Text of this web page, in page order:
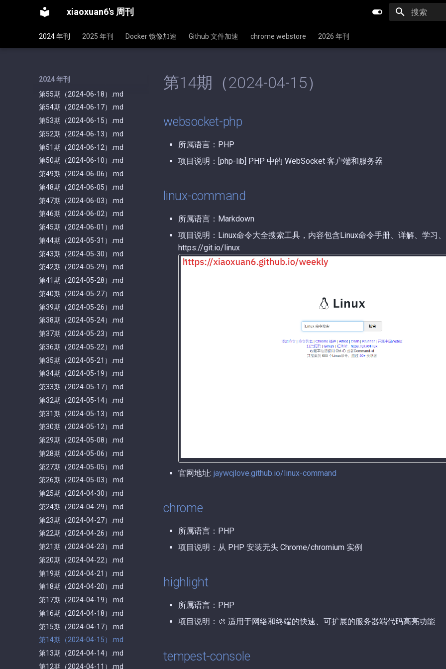
xiaoxuan6's 周刊
2024 年刊 2025 年刊 Docker 镜像加速 Github 文件加速 chrome webstore 2026 年刊
2024 年刊
第61期（2024-06-30）.md
第59期（2024-06-25）.md
第56期（2024-06-21）.md
第55期（2024-06-18）.md
第54期（2024-06-17）.md
第53期（2024-06-15）.md
第52期（2024-06-13）.md
第51期（2024-06-12）.md
第50期（2024-06-10）.md
第49期（2024-06-06）.md
第48期（2024-06-05）.md
第47期（2024-06-03）.md
第46期（2024-06-02）.md
第45期（2024-06-01）.md
第44期（2024-05-31）.md
第43期（2024-05-30）.md
第42期（2024-05-29）.md
第41期（2024-05-28）.md
第40期（2024-05-27）.md
第39期（2024-05-26）.md
第38期（2024-05-24）.md
第37期（2024-05-23）.md
第36期（2024-05-22）.md
第35期（2024-05-21）.md
第34期（2024-05-19）.md
第33期（2024-05-17）.md
第32期（2024-05-14）.md
第31期（2024-05-13）.md
第30期（2024-05-12）.md
第29期（2024-05-08）.md
第28期（2024-05-06）.md
第27期（2024-05-05）.md
第26期（2024-05-03）.md
第25期（2024-04-30）.md
第24期（2024-04-29）.md
第23期（2024-04-27）.md
第22期（2024-04-26）.md
第21期（2024-04-23）.md
第20期（2024-04-22）.md
第19期（2024-04-21）.md
第18期（2024-04-20）.md
第17期（2024-04-19）.md
第16期（2024-04-18）.md
第15期（2024-04-17）.md
第14期（2024-04-15）.md
第13期（2024-04-14）.md
第12期（2024-04-11）.md
第14期（2024-04-15）
websocket-php
所属语言：PHP
项目说明：[php-lib] PHP 中的 WebSocket 客户端和服务器
linux-command
所属语言：Markdown
项目说明：Linux命令大全搜索工具，内容包含Linux命令手册、详解、学习
https://git.io/linux
官网地址: jaywcjlove.github.io/linux-command
chrome
所属语言：PHP
项目说明：从 PHP 安装无头 Chrome/chromium 实例
highlight
所属语言：PHP
项目说明：🎨 适用于网络和终端的快速、可扩展的服务器端代码高亮功能
tempest-console